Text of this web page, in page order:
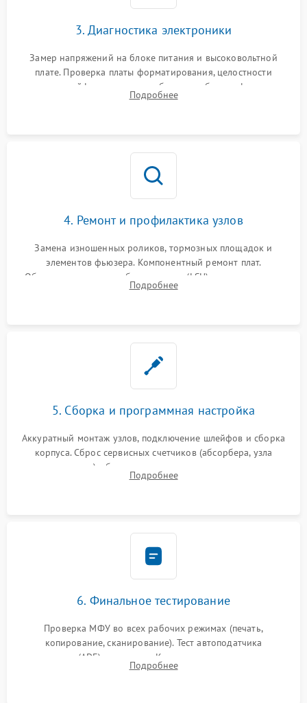
3. Диагностика электроники
Замер напряжений на блоке питания и высоковольтной
плате. Проверка платы форматирования, целостности
плоских шлейфов сканера и работоспособности флажков и
оптопар (датчиков прохождения бумаги).
Подробнее
4. Ремонт и профилактика узлов
Замена изношенных роликов, тормозных площадок и
элементов фьюзера. Компонентный ремонт плат.
Обязательная очистка блока лазера (LSU), зеркал и тракта
печати от просыпанного тонера и бумажной пыли.
Подробнее
5. Сборка и программная настройка
Аккуратный монтаж узлов, подключение шлейфов и сборка
корпуса. Сброс сервисных счетчиков (абсорбера, узла
закрепления), обновление прошивки и программная
калибровка цветопередачи и позиционирования сканера.
Подробнее
6. Финальное тестирование
Проверка МФУ во всех рабочих режимах (печать,
копирование, сканирование). Тест автоподатчика
документов (ADF) и дуплекса. Контроль качества отпечатка
на отсутствие серого фона, полос и надежность запекания
Подробнее